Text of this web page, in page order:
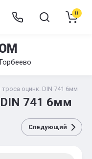
0
оцинк. DIN 741 6мм
741 6мм
Следующий